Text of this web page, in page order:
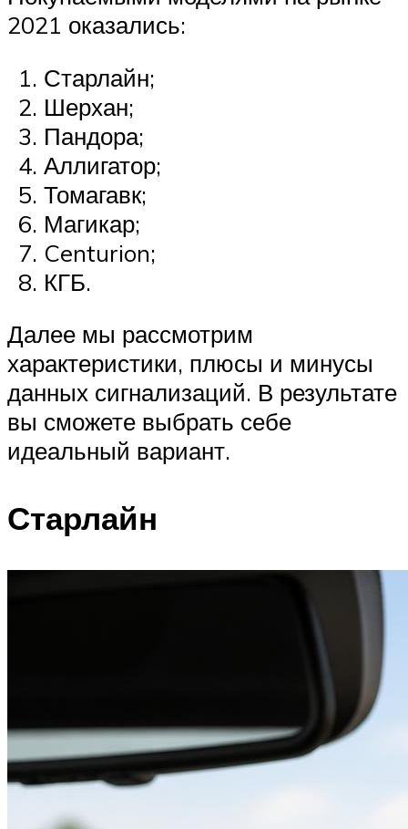
2021 оказались:
Старлайн;
Шерхан;
Пандора;
Аллигатор;
Томагавк;
Магикар;
Centurion;
КГБ.
Далее мы рассмотрим
характеристики, плюсы и минусы
данных сигнализаций. В результате
вы сможете выбрать себе
идеальный вариант.
Старлайн